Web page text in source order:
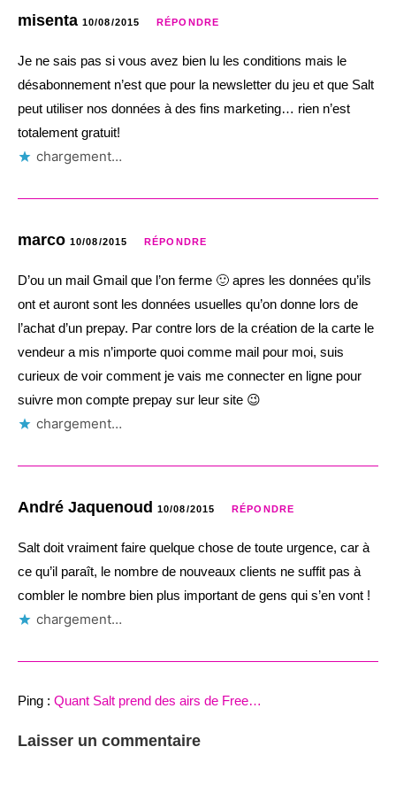
misenta 10/08/2015 RÉPONDRE
Je ne sais pas si vous avez bien lu les conditions mais le
désabonnement n’est que pour la newsletter du jeu et que Salt
peut utiliser nos données à des fins marketing… rien n’est
totalement gratuit!
chargement…
marco 10/08/2015 RÉPONDRE
D’ou un mail Gmail que l’on ferme 🙂 apres les données qu’ils
ont et auront sont les données usuelles qu’on donne lors de
l’achat d’un prepay. Par contre lors de la création de la carte le
vendeur a mis n’importe quoi comme mail pour moi, suis
curieux de voir comment je vais me connecter en ligne pour
suivre mon compte prepay sur leur site 😉
chargement…
André Jaquenoud 10/08/2015 RÉPONDRE
Salt doit vraiment faire quelque chose de toute urgence, car à
ce qu’il paraît, le nombre de nouveaux clients ne suffit pas à
combler le nombre bien plus important de gens qui s’en vont !
chargement…
Ping : Quant Salt prend des airs de Free…
Laisser un commentaire